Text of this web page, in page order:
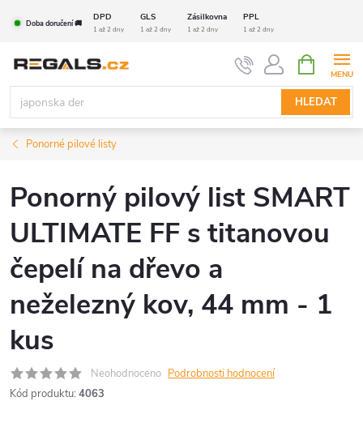
Doba doručení 🚚
DPD GLS Zásilkovna PPL
1 až 2 dny 1 až 2 dny 1 až 2 dny 1 až 2 dny
HLEDAT
NÁKUPNÍ
KOŠÍK
Ponorné pilové listy
Ponorný pilový list SMART
ULTIMATE FF s titanovou
čepelí na dřevo a
neželezný kov, 44 mm - 1
kus
Neohodnoceno Podrobnosti hodnocení
Kód produktu: 4063